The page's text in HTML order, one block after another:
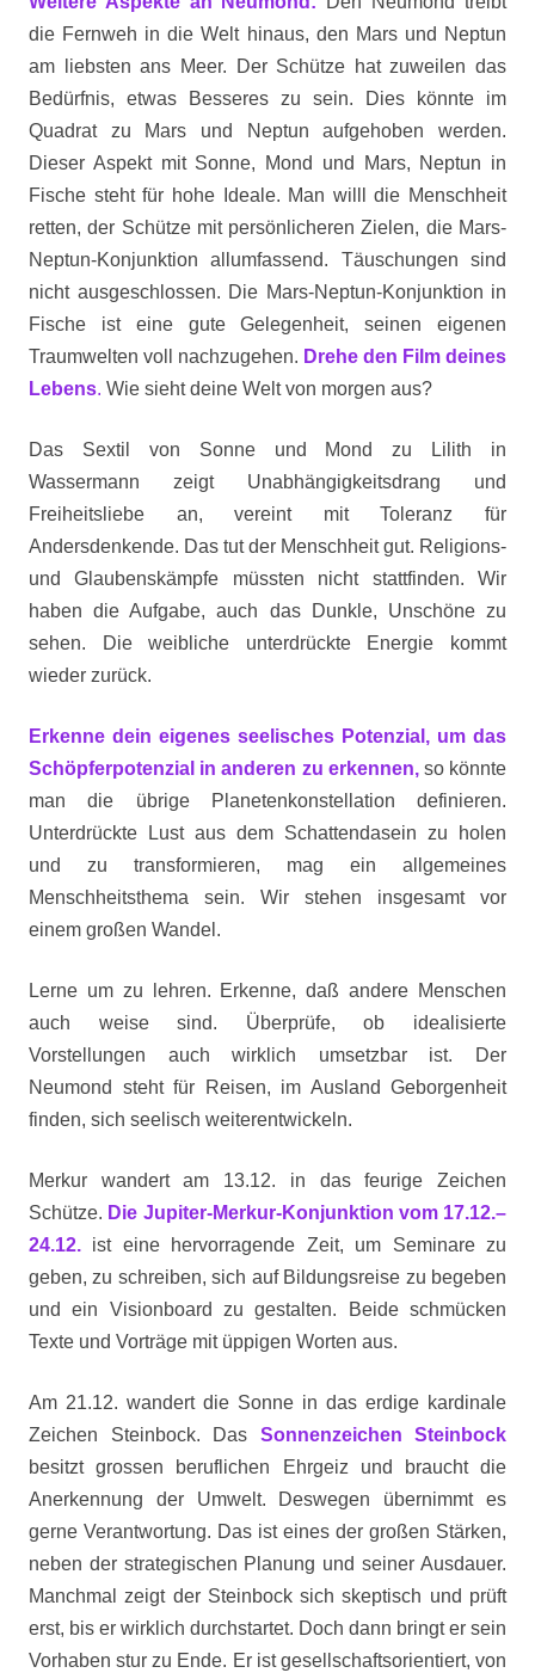
die Fernweh in die Welt hinaus, den Mars und Neptun
am liebsten ans Meer. Der Schütze hat zuweilen das
Bedürfnis, etwas Besseres zu sein. Dies könnte im
Quadrat zu Mars und Neptun aufgehoben werden.
Dieser Aspekt mit Sonne, Mond und Mars, Neptun in
Fische steht für hohe Ideale. Man willl die Menschheit
retten, der Schütze mit persönlicheren Zielen, die Mars-
Neptun-Konjunktion allumfassend. Täuschungen sind
nicht ausgeschlossen. Die Mars-Neptun-Konjunktion in
Fische ist eine gute Gelegenheit, seinen eigenen
Traumwelten voll nachzugehen. Drehe den Film deines
Lebens. Wie sieht deine Welt von morgen aus?
Das Sextil von Sonne und Mond zu Lilith in
Wassermann zeigt Unabhängigkeitsdrang und
Freiheitsliebe an, vereint mit Toleranz für
Andersdenkende. Das tut der Menschheit gut. Religions-
und Glaubenskämpfe müssten nicht stattfinden. Wir
haben die Aufgabe, auch das Dunkle, Unschöne zu
sehen. Die weibliche unterdrückte Energie kommt
wieder zurück.
Erkenne dein eigenes seelisches Potenzial, um das
Schöpferpotenzial in anderen zu erkennen,so könnte
man die übrige Planetenkonstellation definieren.
Unterdrückte Lust aus dem Schattendasein zu holen
und zu transformieren, mag ein allgemeines
Menschheitsthema sein. Wir stehen insgesamt vor
einem großen Wandel.
Lerne um zu lehren. Erkenne, daß andere Menschen
auch weise sind. Überprüfe, ob idealisierte
Vorstellungen auch wirklich umsetzbar ist. Der
Neumond steht für Reisen, im Ausland Geborgenheit
finden, sich seelisch weiterentwickeln.
Merkur wandert am 13.12. in das feurige Zeichen
Schütze. Die Jupiter-Merkur-Konjunktion vom 17.12.–
24.12. ist eine hervorragende Zeit, um Seminare zu
geben, zu schreiben, sich auf Bildungsreise zu begeben
und ein Visionboard zu gestalten. Beide schmücken
Texte und Vorträge mit üppigen Worten aus.
Am 21.12. wandert die Sonne in das erdige kardinale
Zeichen Steinbock. Das Sonnenzeichen Steinbock
besitzt grossen beruflichen Ehrgeiz und braucht die
Anerkennung der Umwelt. Deswegen übernimmt es
gerne Verantwortung. Das ist eines der großen Stärken,
neben der strategischen Planung und seiner Ausdauer.
Manchmal zeigt der Steinbock sich skeptisch und prüft
erst, bis er wirklich durchstartet. Doch dann bringt er sein
Vorhaben stur zu Ende. Er ist gesellschaftsorientiert, von